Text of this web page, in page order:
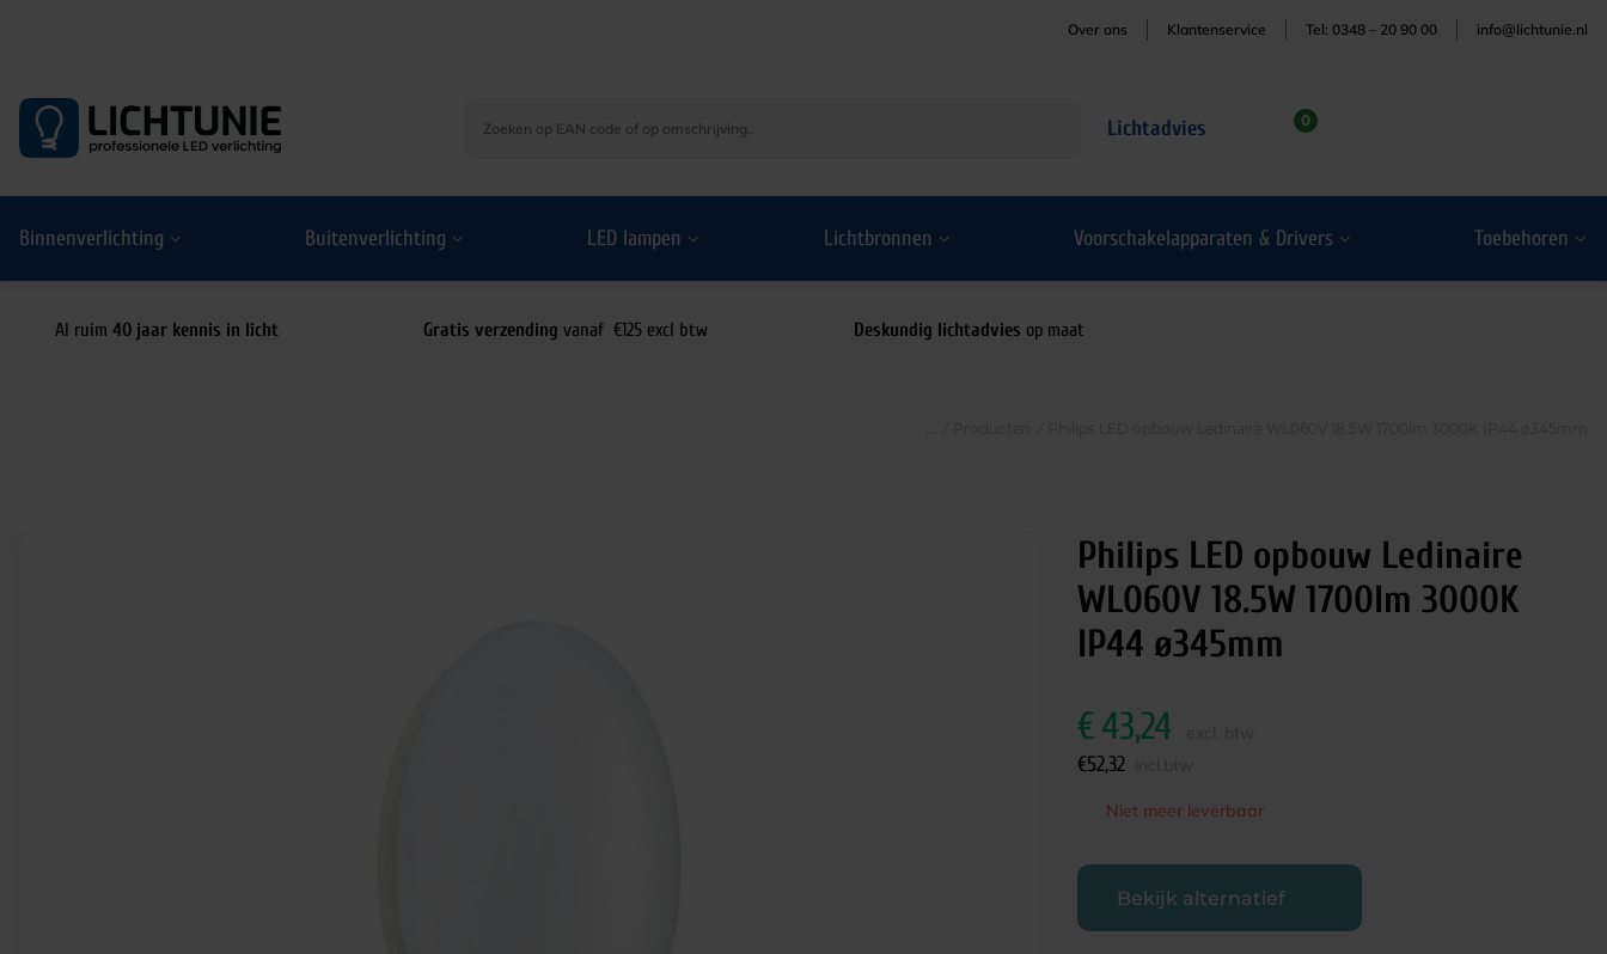
Over ons Klantenservice Tel: 0348 – 20 90 00 info@lichtunie.nl
Lichtadvies 0
Binnenverlichting Buitenverlichting LED lampen Lichtbronnen Voorschakelapparaten & Drivers Toebehoren
Al ruim 40 jaar kennis in licht Gratis verzending vanaf €125 excl btw Deskundig lichtadvies op maat
Philips LED opbouw Ledinaire
WL060V 18.5W 1700lm 3000K
IP44 ø345mm
€43,24
€52,32
Niet meer leverbaar
Bekijk alternatief